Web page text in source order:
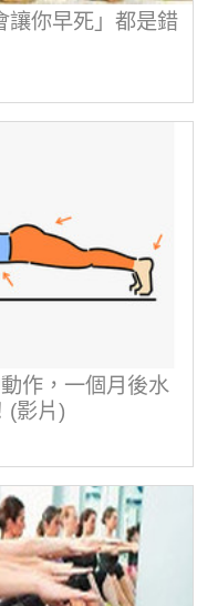
讓你早死」都是錯
作，一個月後水
(影片)